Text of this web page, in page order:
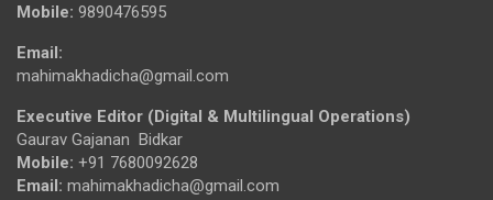
Mobile: 9890476595
Email:
mahimakhadicha@gmail.com
Executive Editor (Digital & Multilingual Operations)
Gaurav Gajanan Bidkar
Mobile: +91 7680092628
Email: mahimakhadicha@gmail.com